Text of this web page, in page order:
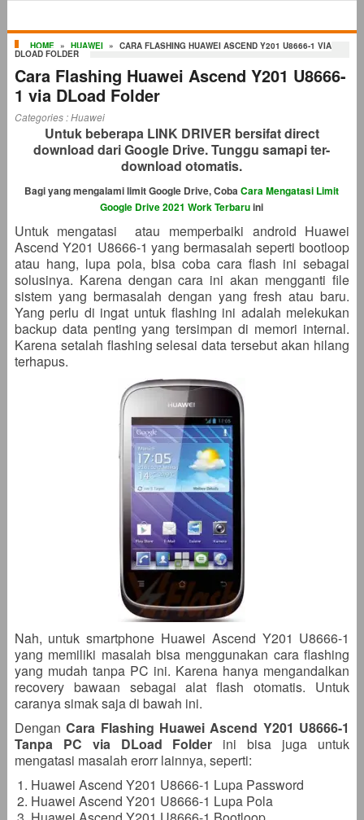
HOME » HUAWEI » CARA FLASHING HUAWEI ASCEND Y201 U8666-1 VIA
DLOAD FOLDER
Cara Flashing Huawei Ascend Y201 U8666-
1 via DLoad Folder
Categories :Huawei
Untuk beberapa LINK DRIVER bersifat direct
download dari Google Drive. Tunggu samapi ter-
download otomatis.
Bagi yang mengalami limit Google Drive, CobaCara Mengatasi Limit
Google Drive 2021 Work Terbaruini
Untuk mengatasi atau memperbaiki android Huawei
Ascend Y201 U8666-1 yang bermasalah seperti bootloop
atau hang, lupa pola, bisa coba cara flash ini sebagai
solusinya. Karena dengan cara ini akan mengganti file
sistem yang bermasalah dengan yang fresh atau baru.
Yang perlu di ingat untuk flashing ini adalah melekukan
backup data penting yang tersimpan di memori internal.
Karena setalah flashing selesai data tersebut akan hilang
terhapus.
Nah, untuk smartphone Huawei Ascend Y201 U8666-1
yang memiliki masalah bisa menggunakan cara flashing
yang mudah tanpa PC ini. Karena hanya mengandalkan
recovery bawaan sebagai alat flash otomatis. Untuk
caranya simak saja di bawah ini.
Dengan Cara Flashing Huawei Ascend Y201 U8666-1
Tanpa PC via DLoad Folder ini bisa juga untuk
mengatasi masalah erorr lainnya, seperti:
Huawei Ascend Y201 U8666-1 Lupa Password
Huawei Ascend Y201 U8666-1 Lupa Pola